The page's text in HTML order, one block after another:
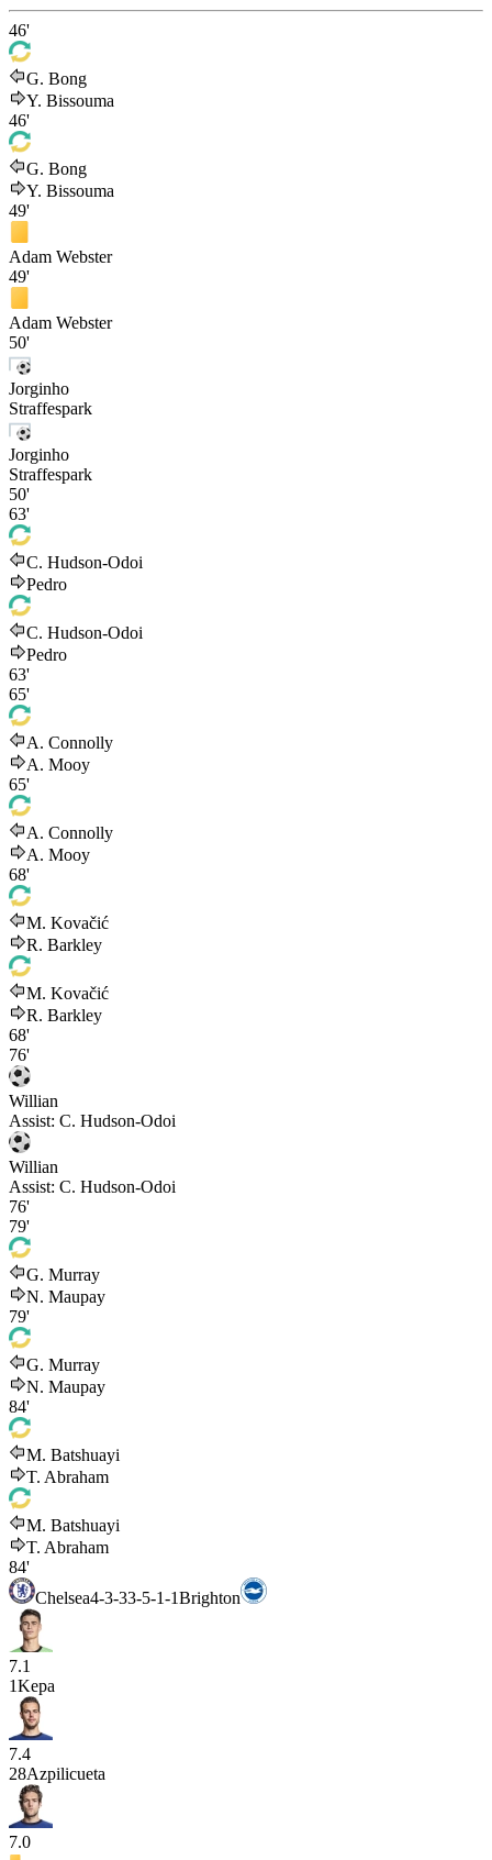
46'
G. Bong
Y. Bissouma
46'
G. Bong
Y. Bissouma
49'
Adam Webster
49'
Adam Webster
50'
Jorginho
Straffespark
Jorginho
Straffespark
50'
63'
C. Hudson-Odoi
Pedro
C. Hudson-Odoi
Pedro
63'
65'
A. Connolly
A. Mooy
65'
A. Connolly
A. Mooy
68'
M. Kovačić
R. Barkley
M. Kovačić
R. Barkley
68'
76'
Willian
Assist: C. Hudson-Odoi
Willian
Assist: C. Hudson-Odoi
76'
79'
G. Murray
N. Maupay
79'
G. Murray
N. Maupay
84'
M. Batshuayi
T. Abraham
M. Batshuayi
T. Abraham
84'
Chelsea4-3-33-5-1-1Brighton
7.1
1Kepa
7.4
28Azpilicueta
7.0